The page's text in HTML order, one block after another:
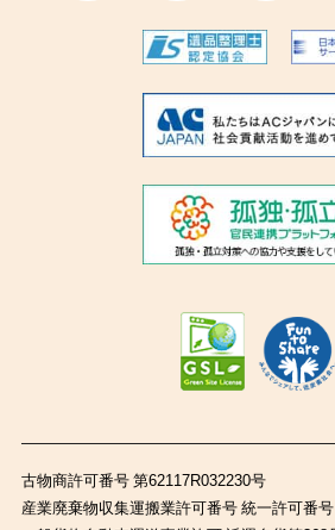
古物商許可番号 第62117R032230号
産業廃棄物収集運搬業許可番号 統一許可番